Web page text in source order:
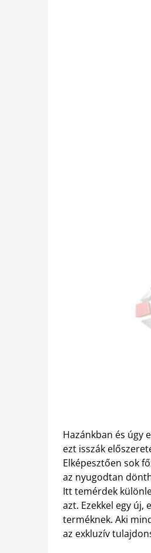
Hazánkban és úgy
ezt isszák
Elképesztően sok
az nyugodtan
Itt temérdek
azt. Ezekkel egy
terméknek. Aki
az exkluzív